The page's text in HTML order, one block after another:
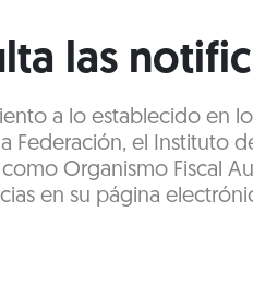
las
a lo establecido en
Federación, el Instituto
como Organismo Fiscal
en su página